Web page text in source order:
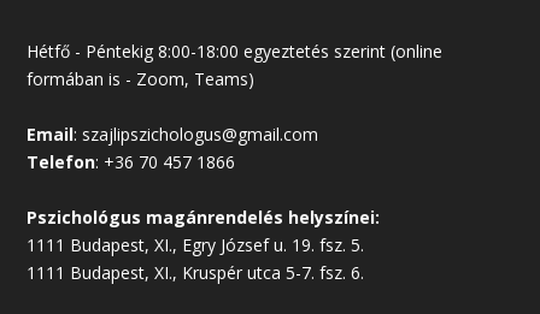
Hétfő - Péntekig 8:00-18:00 egyeztetés szerint (online
formában is - Zoom, Teams)
Email: szajlipszichologus@gmail.com
Telefon: +36 70 457 1866
Pszichológus magánrendelés helyszínei:
1111 Budapest, XI., Egry József u. 19. fsz. 5.
1111 Budapest, XI., Kruspér utca 5-7. fsz. 6.